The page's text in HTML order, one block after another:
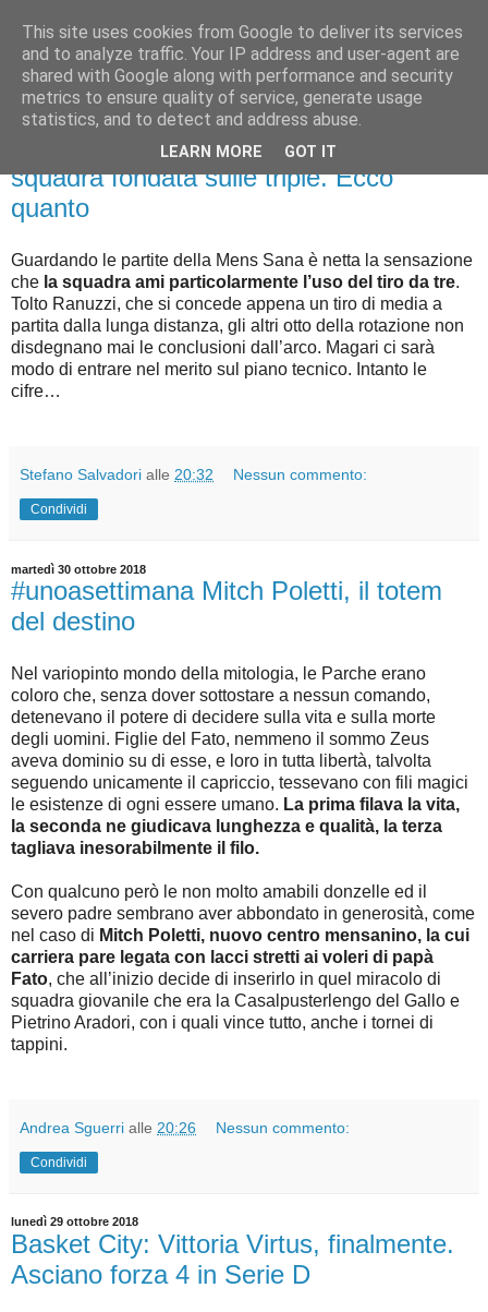
Palla al cerchio
mercoledì 31 ottobre 2018
St.Sal.Stats: La Mens Sana è una
squadra fondata sulle triple. Ecco
quanto
Guardando le partite della Mens Sana è netta la sensazione
che la squadra ami particolarmente l’uso del tiro da tre.
Tolto Ranuzzi, che si concede appena un tiro di media a
partita dalla lunga distanza, gli altri otto della rotazione non
disdegnano mai le conclusioni dall’arco. Magari ci sarà
modo di entrare nel merito sul piano tecnico. Intanto le
cifre…
Stefano Salvadori alle 20:32 Nessun commento:
Condividi
martedì 30 ottobre 2018
#unoasettimana Mitch Poletti, il totem
del destino
Nel variopinto mondo della mitologia, le Parche erano
coloro che, senza dover sottostare a nessun comando,
detenevano il potere di decidere sulla vita e sulla morte
degli uomini. Figlie del Fato, nemmeno il sommo Zeus
aveva dominio su di esse, e loro in tutta libertà, talvolta
seguendo unicamente il capriccio, tessevano con fili magici
le esistenze di ogni essere umano. La prima filava la vita,
la seconda ne giudicava lunghezza e qualità, la terza
tagliava inesorabilmente il filo.
Con qualcuno però le non molto amabili donzelle ed il
severo padre sembrano aver abbondato in generosità, come
nel caso di Mitch Poletti, nuovo centro mensanino, la cui
carriera pare legata con lacci stretti ai voleri di papà
Fato, che all’inizio decide di inserirlo in quel miracolo di
squadra giovanile che era la Casalpusterlengo del Gallo e
Pietrino Aradori, con i quali vince tutto, anche i tornei di
tappini.
Andrea Sguerri alle 20:26 Nessun commento:
Condividi
lunedì 29 ottobre 2018
Basket City: Vittoria Virtus, finalmente.
Asciano forza 4 in Serie D
This site uses cookies from Google to deliver its services
and to analyze traffic. Your IP address and user-agent are
shared with Google along with performance and security
metrics to ensure quality of service, generate usage
statistics, and to detect and address abuse.
LEARN MORE GOT IT